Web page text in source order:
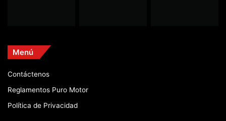
Menú
Contáctenos
Reglamentos Puro Motor
Política de Privacidad